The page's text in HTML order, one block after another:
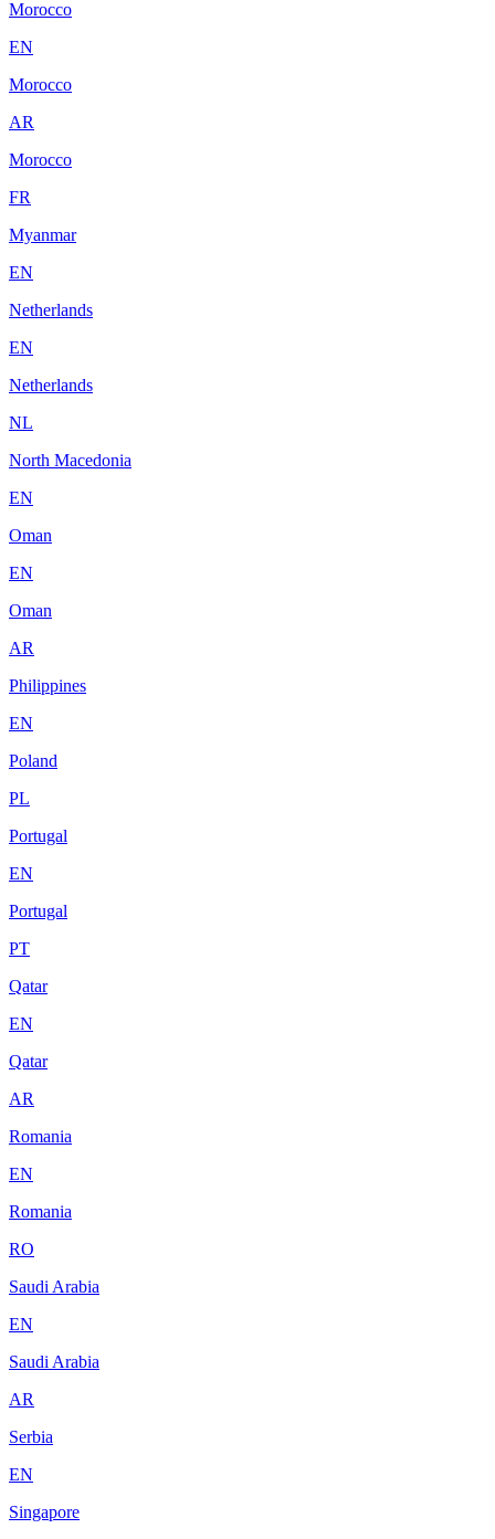
Morocco
EN
Morocco
AR
Morocco
FR
Myanmar
EN
Netherlands
EN
Netherlands
NL
North Macedonia
EN
Oman
EN
Oman
AR
Philippines
EN
Poland
PL
Portugal
EN
Portugal
PT
Qatar
EN
Qatar
AR
Romania
EN
Romania
RO
Saudi Arabia
EN
Saudi Arabia
AR
Serbia
EN
Singapore